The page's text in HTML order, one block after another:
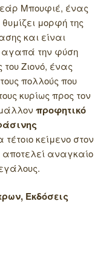
Μπουφιέ, ένας
μορφή της
και είναι
αγαπά την φύση
Ζιονό, ένας
πολλούς που
κυρίως προς τον
προφητικό
κείμενο στον
αναγκαίο
Εκδόσεις